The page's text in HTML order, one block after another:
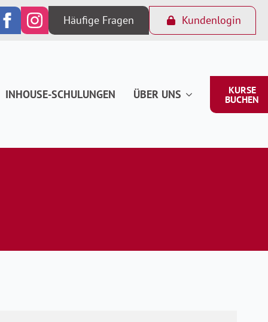
Häufige Fragen Kundenlogin
INHOUSE-SCHULUNGEN ÜBER UNS
KURSE
BUCHEN